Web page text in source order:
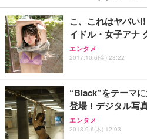
￥27,999
Sezlife オフィスチェ
ワーク チェア 強化バ
能 人間工学 椅子 腰
ョン PCチェア 通気
務用 おしゃれ パソコ
Sezlife オフィスチェ
ワーク チェア 強化バ
能 人間工学 椅子 腰サ
￥109,572
【純正品】27"ゲーミ
フック付き（CFI-
【整備済み品】Dell
ー フルHD（
ort/VGA スピーカー内
￥3,234
ネオ・ルーライフ ネ
り 単品
Smart Basic(スマー
限定】 Smart Basic
超厚型 お徳用 ワイド
こ、これはヤバ
イドル・女子アナ
エンタメ
2017.10.6(金) 23:22
“Black”をテーマ
登場！デジタル写
エンタメ
2018.9.6(木) 12:03